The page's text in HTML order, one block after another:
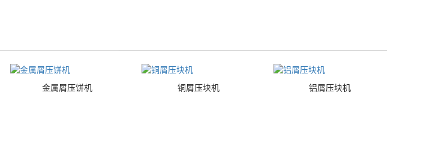
金属屑压饼机 铜屑压块机 铝屑压块机